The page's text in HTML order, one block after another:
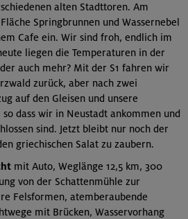
alten Stadttoren. Am
Springbrunnen und Wassernebel
Cafe ein. Wir sind froh, endlich im
liegen die Temperaturen in der
auch mehr? Mit der S1 fahren wir
zurück, aber nach zwei
auf den Gleisen und unsere
dass wir in Neustadt ankommen und
sind. Jetzt bleibt nur noch der
griechischen Salat zu zaubern.
mit Auto, Weglänge 12,5 km, 300
von der Schattenmühle zur
Felsformen, atemberaubende
mit Brücken, Wasservorhang